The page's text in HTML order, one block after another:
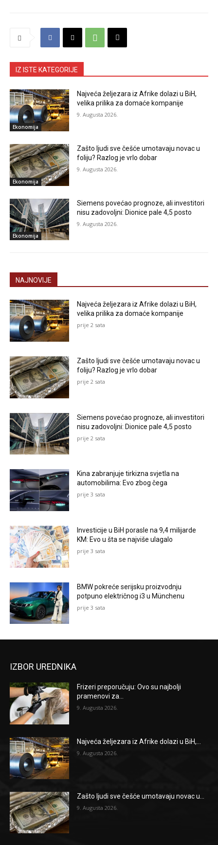
IZ ISTE KATEGORIJE
Ekonomija
Najveća željezara iz Afrike dolazi u BiH,
velika prilika za domaće kompanije
9. Augusta 2026.
Ekonomija
Zašto ljudi sve češće umotavaju novac u
foliju? Razlog je vrlo dobar
9. Augusta 2026.
Ekonomija
Siemens povećao prognoze, ali investitori
nisu zadovoljni: Dionice pale 4,5 posto
9. Augusta 2026.
NAJNOVIJE
Najveća željezara iz Afrike dolazi u BiH,
velika prilika za domaće kompanije
prije 2 sata
Zašto ljudi sve češće umotavaju novac u
foliju? Razlog je vrlo dobar
prije 2 sata
Siemens povećao prognoze, ali investitori
nisu zadovoljni: Dionice pale 4,5 posto
prije 2 sata
Kina zabranjuje tirkizna svjetla na
automobilima: Evo zbog čega
prije 3 sata
Investicije u BiH porasle na 9,4 milijarde
KM: Evo u šta se najviše ulagalo
prije 3 sata
BMW pokreće serijsku proizvodnju
potpuno električnog i3 u Münchenu
prije 3 sata
IZBOR UREDNIKA
Frizeri preporučuju: Ovo su najbolji
pramenovi za...
9. Augusta 2026.
Najveća željezara iz Afrike dolazi u BiH,...
9. Augusta 2026.
Zašto ljudi sve češće umotavaju novac u...
9. Augusta 2026.